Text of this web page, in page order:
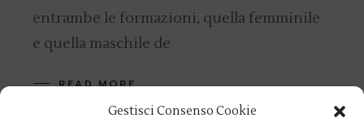
Gestisci Consenso Cookie
entrambe le formazioni, quella femminile
e quella maschile de
READ MORE